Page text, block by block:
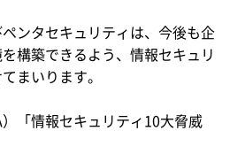
ンタセキュリティは、今後も企
構築できるよう、情報セキュリ
まいります。
「情報セキュリティ10大脅威